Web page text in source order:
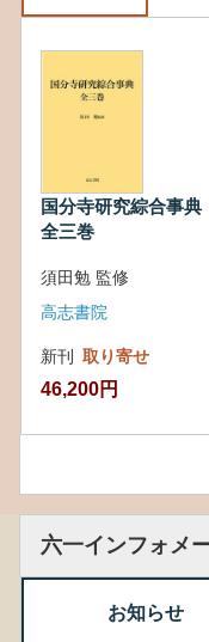
国分寺研究綜合事典
全三巻
須田勉 監修
高志書院
新刊 取り寄せ
46,200円
六一インフォメ
お知らせ